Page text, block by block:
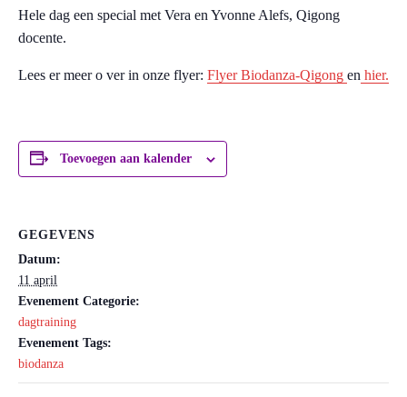
Hele dag een special met Vera en Yvonne Alefs, Qigong
docente.
Lees er meer o ver in onze flyer: Flyer Biodanza-Qigong en hier.
Toevoegen aan kalender
GEGEVENS
Datum:
11 april
Evenement Categorie:
dagtraining
Evenement Tags:
biodanza